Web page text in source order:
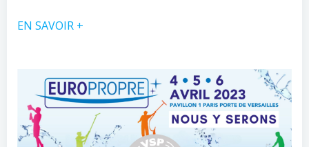
EN SAVOIR +